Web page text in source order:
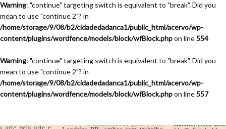
Warning: "continue" targeting switch is equivalent to "break". Did you
mean to use "continue 2"? in
/home/storage/9/08/b2/cidadedadanca1/public_html/acervo/wp-
content/plugins/wordfence/models/block/wfBlock.phpon line554
Warning: "continue" targeting switch is equivalent to "break". Did you
mean to use "continue 2"? in
/home/storage/9/08/b2/cidadedadanca1/public_html/acervo/wp-
content/plugins/wordfence/models/block/wfBlock.phpon line557